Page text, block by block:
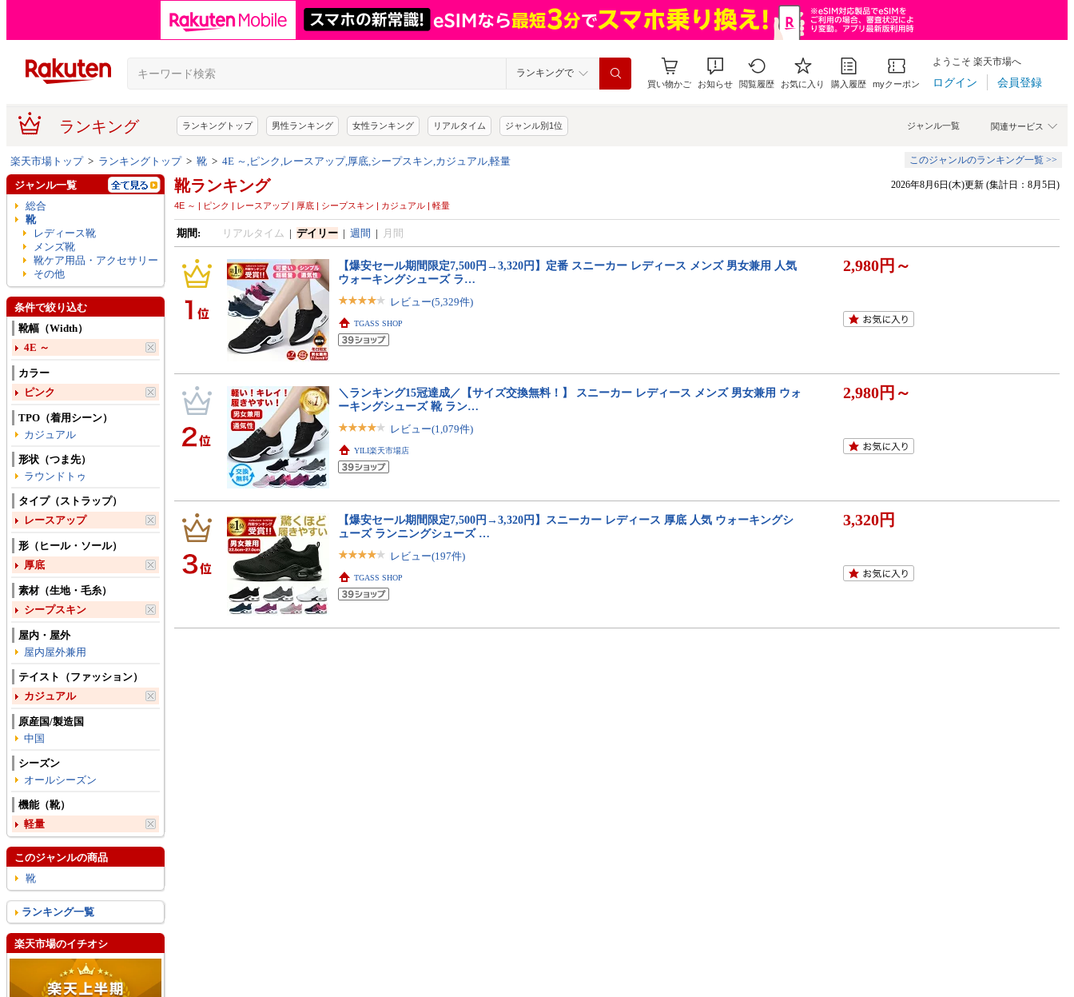
ランキングで
買い物かご お知らせ 閲覧履歴 お気に入り 購入履歴 myクーポン
ようこそ 楽天市場へ
ログイン 会員登録
ランキング 関連サービス
ジャンル一覧
ランキングトップ 男性ランキング 女性ランキング リアルタイム ジャンル別1位
楽天市場トップ> ランキングトップ> 靴 > 4E ～,ピンク,レースアップ,厚底,シープスキン,カジュアル,軽量 このジャンルのランキング一覧 >>
靴ランキング
4E ～ | ピンク | レースアップ | 厚底 | シープスキン | カジュアル | 軽量
2026年8月6日(木)更新 (集計日：8月5日)
期間: リアルタイム | デイリー| 週間 | 月間
【爆安セール期間限定7,500円→3,320円】定番 スニーカー レディース メンズ 男女兼用 人気
ウォーキングシューズ ラ…
レビュー(5,329件)
TGASS SHOP
2,980円～
＼ランキング15冠達成／【サイズ交換無料！】 スニーカー レディース メンズ 男女兼用 ウォ
ーキングシューズ 靴 ラン…
レビュー(1,079件)
YILI楽天市場店
2,980円～
【爆安セール期間限定7,500円→3,320円】スニーカー レディース 厚底 人気 ウォーキングシ
ューズ ランニングシューズ …
レビュー(197件)
TGASS SHOP
3,320円
ジャンル一覧
総合
靴
レディース靴
メンズ靴
靴ケア用品・アクセサリー
その他
条件で絞り込む
靴幅（Width）
4E ～
カラー
ピンク
TPO（着用シーン）
カジュアル
形状（つま先）
ラウンドトゥ
タイプ（ストラップ）
レースアップ
形（ヒール・ソール）
厚底
素材（生地・毛糸）
シープスキン
屋内・屋外
屋内屋外兼用
テイスト（ファッション）
カジュアル
原産国/製造国
中国
シーズン
オールシーズン
機能（靴）
軽量
このジャンルの商品
靴
ランキング一覧
楽天市場のイチオシ